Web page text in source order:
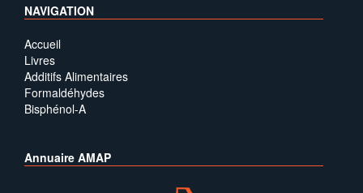
NAVIGATION
Accueil
Livres
Additifs Alimentaires
Formaldéhydes
Bisphénol-A
Annuaire AMAP